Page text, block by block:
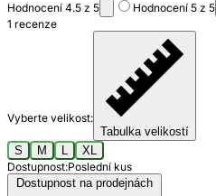
Hodnocení 4.5 z 5
Hodnocení 5 z 5
1 recenze
Vyberte velikost:
Tabulka velikostí
S
M L
XL
Dostupnost:Poslední kus